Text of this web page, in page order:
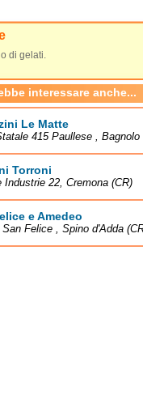
di gelati.
interessare anche...
Le Matte
415 Paullese , Bagnolo
Torroni
Industrie 22, Cremona (CR)
e Amedeo
Felice , Spino d'Adda